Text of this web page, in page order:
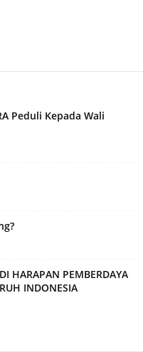
Peduli Kepada Wali
HARAPAN PEMBERDAYA
INDONESIA